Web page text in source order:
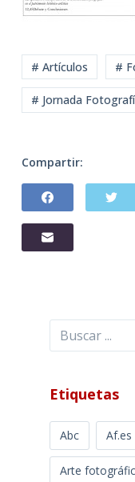
# Artículos #
# Jornada
Compartir:
Buscar
Etiquetas
Abc Af.es
Arte